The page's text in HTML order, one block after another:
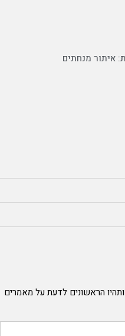
מנחתים
הראשונים לדעת על מאמרים